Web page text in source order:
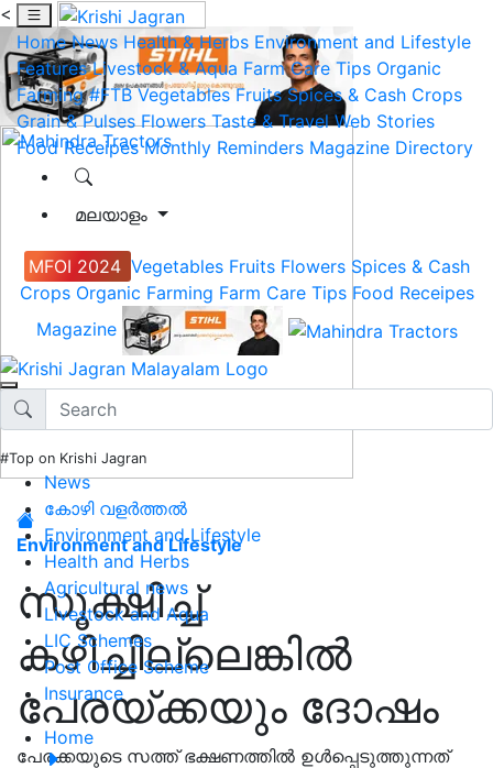
<
Home News Health & Herbs Environment and Lifestyle
Features Livestock & Aqua Farm Care Tips Organic
Farming #FTB Vegetables Fruits Spices & Cash Crops
Grain & Pulses Flowers Taste & Travel Web Stories
Food Receipes Monthly Reminders Magazine Directory
മലയാളം
MFOI 2024 Vegetables Fruits Flowers Spices & Cash
Crops Organic Farming Farm Care Tips Food Receipes
Magazine
#Top on Krishi Jagran
News
കോഴി വളർത്തൽ
Environment and Lifestyle
Health and Herbs
Agricultural news
Livestock and Aqua
LIC Schemes
Post Office Scheme
Insurance
Home
Environment and Lifestyle
സൂക്ഷിച്ച്
കഴിച്ചില്ലെങ്കിൽ
പേരയ്ക്കയും ദോഷം
പേരക്കയുടെ സത്ത് ഭക്ഷണത്തിൽ ഉൾപ്പെടുത്തുന്നത്